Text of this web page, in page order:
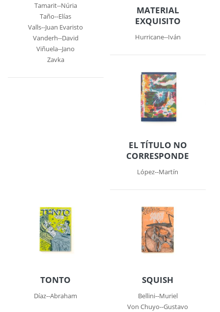
Tamarit--Núria
Taño--Elías
Valls--Juan Evaristo
Vanderh--David
Viñuela--Jano
Zavka
MATERIAL
EXQUISITO
Hurricane--Iván
EL TÍTULO NO
CORRESPONDE
López--Martín
TONTO
Díaz--Abraham
SQUISH
Bellini--Muriel
Von Chuyo--Gustavo